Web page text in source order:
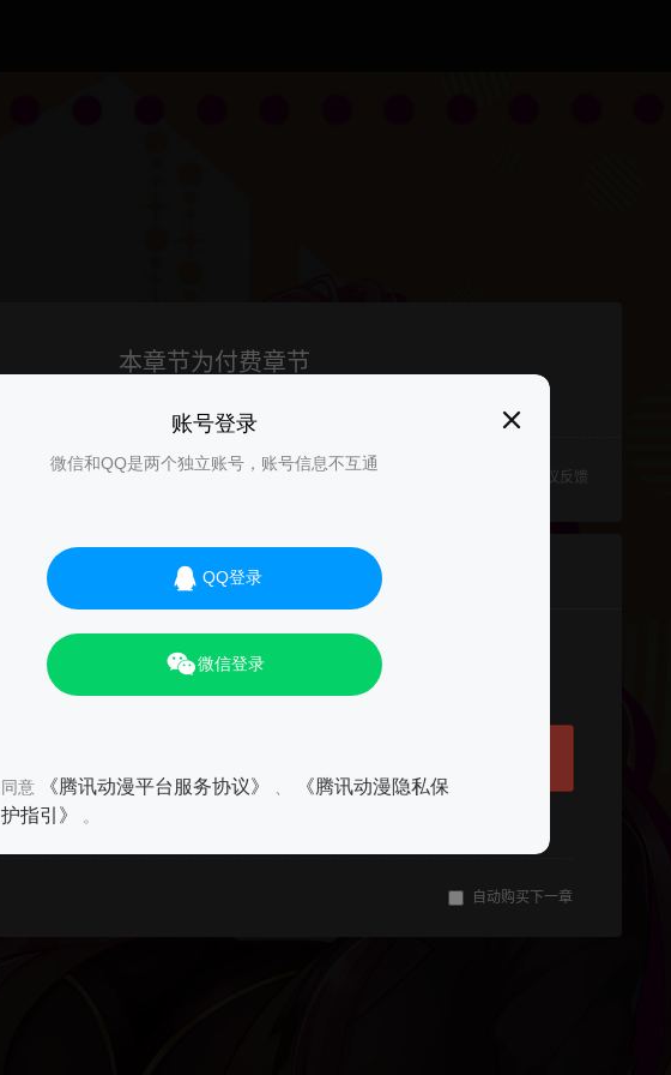
账号登录
微信和QQ是两个独立账号，账号信息不互通
QQ登录
微信登录
同意 《腾讯动漫平台服务协议》
《腾讯动漫隐私保
护指引》
。